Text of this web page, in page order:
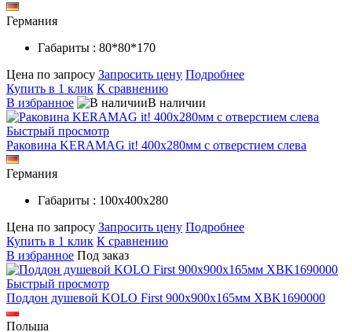
Германия
Габариты : 80*80*170
Цена по запросу Запросить цену Подробнее
Купить в 1 клик К сравнению
В избранное
В наличии
Быстрый просмотр
Раковина KERAMAG it! 400х280мм с отверстием слева
Германия
Габариты : 100х400х280
Цена по запросу Запросить цену Подробнее
Купить в 1 клик К сравнению
В избранное Под заказ
Быстрый просмотр
Поддон душевой KOLO First 900х900х165мм XBK1690000
Польша